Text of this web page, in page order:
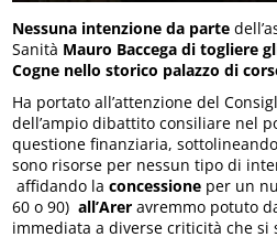
Nessuna intenzione da parte
Sanità Mauro Baccega di togliere
Cogne nello storico palazzo di
Ha portato all’attenzione del
dell’ampio dibattito consiliare nel
questione finanziaria,
sono risorse per nessun tipo di
affidando laconcessione per un
60 o 90)all’Arer avremmo potuto
immediata a diverse criticità che si